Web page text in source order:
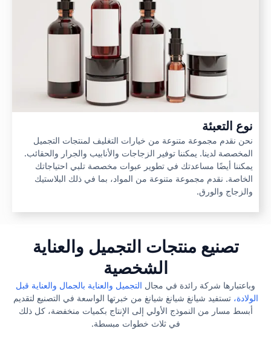
نوع التعبئة
نحن نقدم مجموعة متنوعة من خيارات التغليف لمنتجات التجميل
المخصصة لدينا. يمكننا توفير الزجاجات والأنابيب والجرار والحقائب.
يمكننا أيضًا مساعدتك في تطوير عبوات مخصصة تلبي احتياجاتك
الخاصة. نقدم مجموعة متنوعة من المواد، بما في ذلك البلاستيك
والزجاج والورق.
تصنيع منتجات التجميل والعناية
الشخصية
وباعتبارها شركة رائدة في مجال التجميل والعناية بالجمال والعناية قبل
الولادة، تستفيد شيانغ شيانغ شيانغ من خبرتها الواسعة في التصنيع لتقديم
أبسط مسار من النموذج الأولي إلى الإنتاج بكميات منخفضة، كل ذلك
في ثلاث خطوات مبسطة.